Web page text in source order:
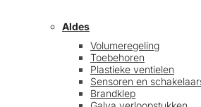
Aldes
Volumeregeling
Toebehoren
Plastieke ventielen
Sensoren en
Brandklep